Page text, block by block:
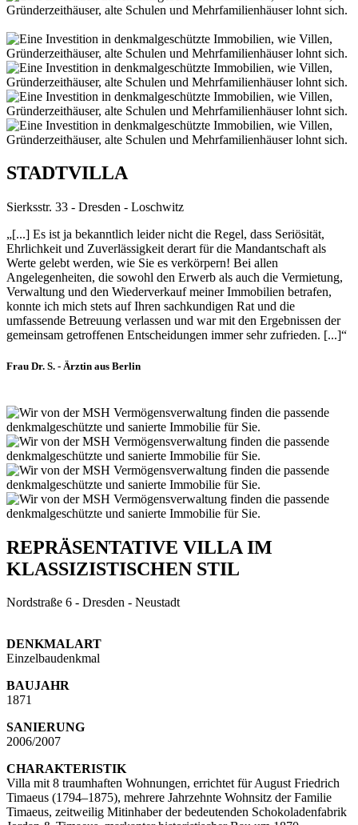
STADTVILLA
Sierksstr. 33 - Dresden - Loschwitz
„[...] Es ist ja bekanntlich leider nicht die Regel, dass Seriösität,
Ehrlichkeit und Zuverlässigkeit derart für die Mandantschaft als
Werte gelebt werden, wie Sie es verkörpern! Bei allen
Angelegenheiten, die sowohl den Erwerb als auch die Vermietung,
Verwaltung und den Wiederverkauf meiner Immobilien betrafen,
konnte ich mich stets auf Ihren sachkundigen Rat und die
umfassende Betreuung verlassen und war mit den Ergebnissen der
gemeinsam getroffenen Entscheidungen immer sehr zufrieden. [...]“
Frau Dr. S. - Ärztin aus Berlin
REPRÄSENTATIVE VILLA IM
KLASSIZISTISCHEN STIL
Nordstraße 6 - Dresden - Neustadt
DENKMALART
Einzelbaudenkmal
BAUJAHR
1871
SANIERUNG
2006/2007
CHARAKTERISTIK
Villa mit 8 traumhaften Wohnungen, errichtet für August Friedrich
Timaeus (1794–1875), mehrere Jahrzehnte Wohnsitz der Familie
Timaeus, zeitweilig Mitinhaber der bedeutenden Schokoladenfabrik